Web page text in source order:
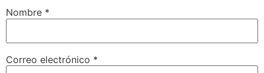
Nombre *
Correo electrónico *